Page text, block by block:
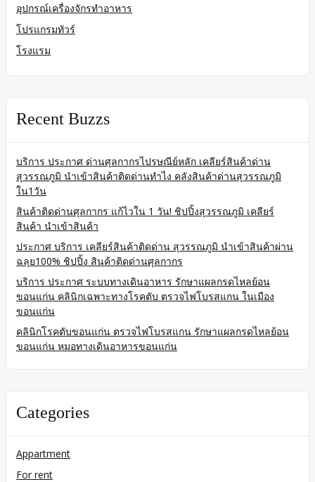
อุปกรณ์เครื่องจักรทำอาหาร
โปรแกรมทัวร์
โรงแรม
Recent Buzzs
บริการ ประกาศ ด่านศุลกากรไปรษณีย์หลัก เคลียร์สินค้าด่าน
สุวรรณภูมิ นำเข้าสินค้าติดด่านทำไง คลังสินค้าด่านสุวรรณภูมิ
ใน1วัน
สินค้าติดด่านศุลกากร แก้ไวใน 1 วัน! ชิปปิ้งสุวรรณภูมิ เคลียร์
สินค้า นำเข้าสินค้า
ประกาศ บริการ เคลียร์สินค้าติดด่าน สุวรรณภูมิ นำเข้าสินค้าผ่าน
ฉลุย100% ชิปปิ้ง สินค้าติดด่านศุลกากร
บริการ ประกาศ ระบบทางเดินอาหาร รักษาแผลกรดไหลย้อน
ขอนแก่น คลินิกเฉพาะทางโรคตับ ตรวจไฟโบรสแกน ในเมือง
ขอนแก่น
คลินิกโรคตับขอนแก่น ตรวจไฟโบรสแกน รักษาแผลกรดไหลย้อน
ขอนแก่น หมอทางเดินอาหารขอนแก่น
Categories
Appartment
For rent